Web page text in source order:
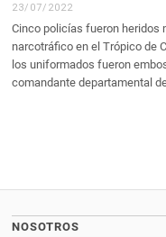
23/07/2022
Cinco policías fueron heridos
narcotráfico en el Trópico de
los uniformados fueron
comandante departamental
NOSOTROS